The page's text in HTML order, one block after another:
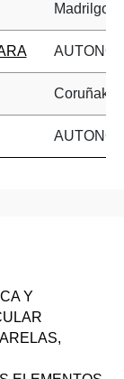
Madrilgo
Coruñako
Y